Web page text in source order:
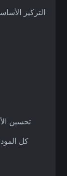
التركيز
تحسين
كل